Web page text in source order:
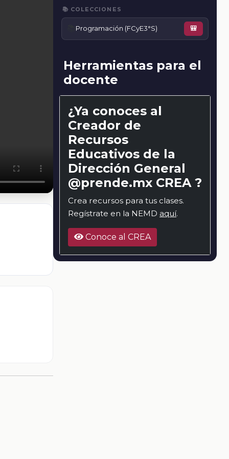
📚 COLECCIONES
Programación (FCyE3°S) 🎒
Herramientas para el
docente
¿Ya conoces al
Creador de
Recursos
Educativos de la
Dirección General
@prende.mx CREA ?
Crea recursos para tus clases.
Regístrate en la NEMD aquí.
Conoce al CREA